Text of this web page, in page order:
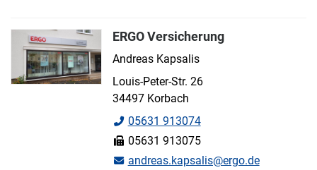
ERGO Versicherung
Andreas Kapsalis
Louis-Peter-Str. 26
34497 Korbach
05631 913074
05631 913075
andreas.kapsalis@ergo.de